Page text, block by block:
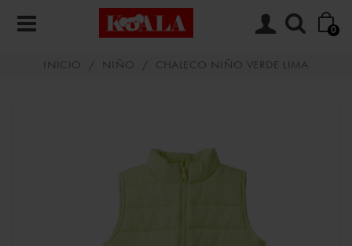
0
INICIO / NIÑO / CHALECO NIÑO VERDE LIMA